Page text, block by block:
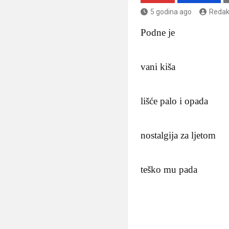
5 godina ago
Podne je
vani kiša
lišće palo i opada
nostalgija za ljetom
teško mu pada